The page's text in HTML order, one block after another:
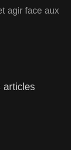
agir face aux
articles